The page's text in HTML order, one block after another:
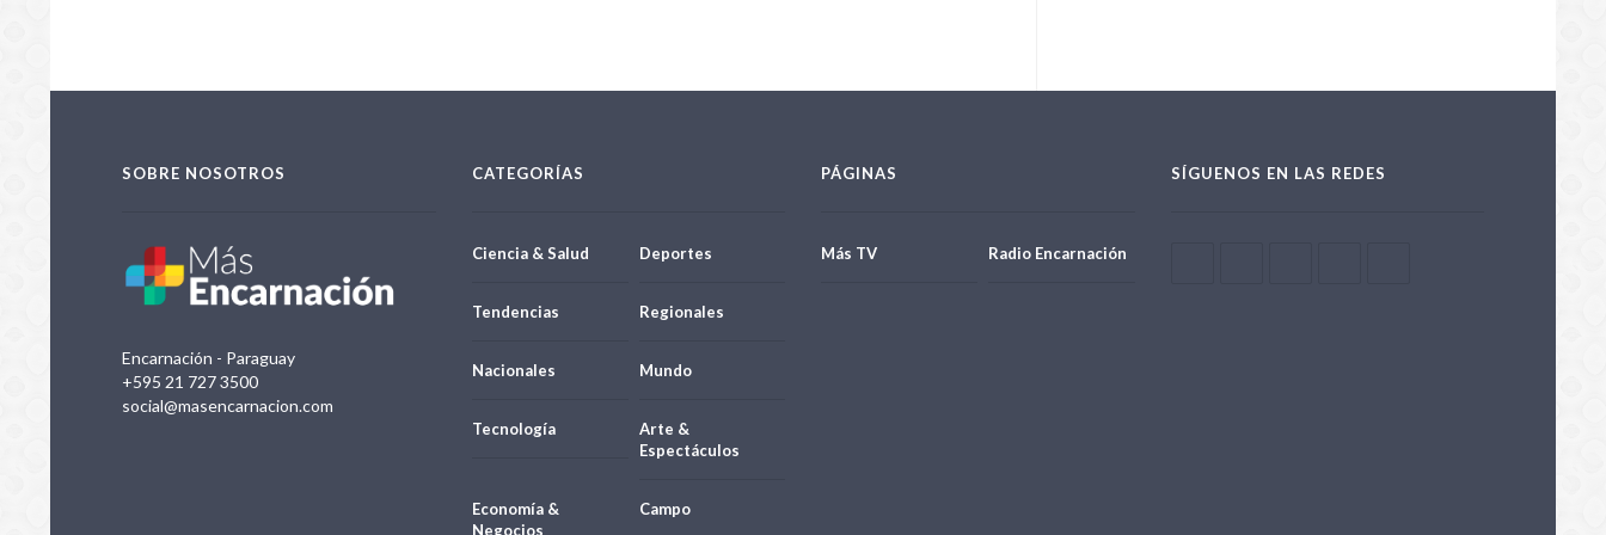
SOBRE NOSOTROS
Encarnación - Paraguay
+595 21 727 3500
social@masencarnacion.com
CATEGORÍAS
Ciencia & Salud Deportes
Tendencias Regionales
Nacionales Mundo
Tecnología
Arte &
Espectáculos
Economía &
Negocios
Campo
PÁGINAS
Más TV Radio Encarnación
SÍGUENOS EN LAS REDES